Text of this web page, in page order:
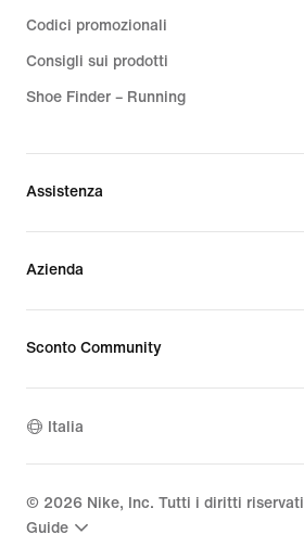
Codici promozionali
Consigli sui prodotti
Shoe Finder – Running
Assistenza
Azienda
Sconto Community
Italia
© 2026 Nike, Inc. Tutti i diritti riservati
Guide